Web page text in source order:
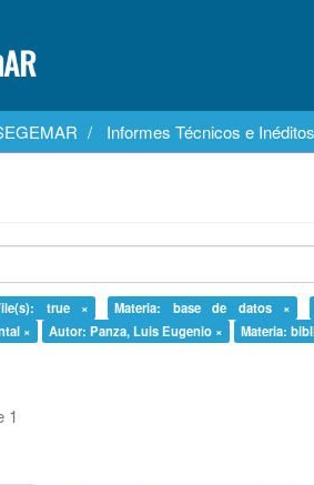
Informes Técnicos e Inéditos
true × Materia: base de datos ×
×
Autor: Panza, Luis Eugenio × Materia:
1